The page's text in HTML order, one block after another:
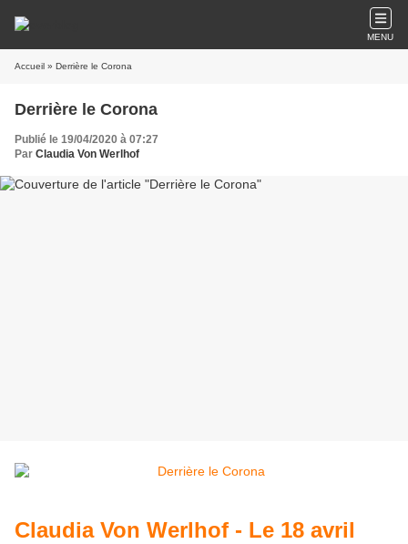
MENU
Accueil » Derrière le Corona
Derrière le Corona
Publié le 19/04/2020 à 07:27
Par Claudia Von Werlhof
Claudia Von Werlhof - Le 18 avril